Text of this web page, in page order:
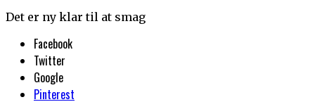
Det er ny klar til at smag
Facebook
Twitter
Google
Pinterest